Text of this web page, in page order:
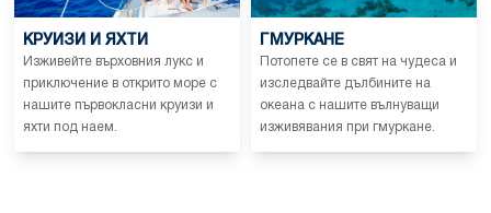
КРУИЗИ И ЯХТИ
Изживейте върховния лукс и
приключение в открито море с
нашите първокласни круизи и
яхти под наем.
ГМУРКАНЕ
Потопете се в свят на чудеса и
изследвайте дълбините на
океана с нашите вълнуващи
изживявания при гмуркане.